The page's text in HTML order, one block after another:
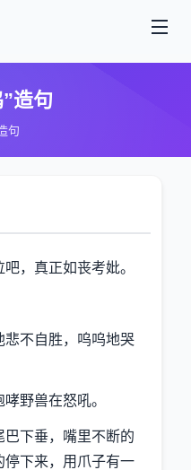
造句
句
，真正如丧考妣。
悲不自胜，呜呜地哭
野兽在怒吼。
下垂，嘴里不断的
停下来，用爪子有一